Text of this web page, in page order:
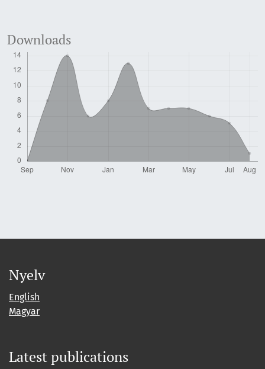
Downloads
Nyelv
English
Magyar
Latest publications